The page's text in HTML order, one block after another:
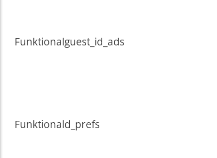
Funktionalguest_id_ads
Funktionald_prefs